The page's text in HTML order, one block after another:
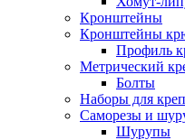
Кронштейны
Кронштейны
Профиль
Метрический
Болты
Наборы для
Саморезы и
Шурупы